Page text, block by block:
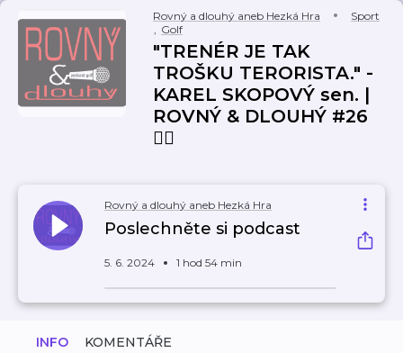
Rovný a dlouhý aneb Hezká Hra
Sport
, Golf
"TRENÉR JE TAK
TROŠKU TERORISTA." -
KAREL SKOPOVÝ sen. |
ROVNÝ & DLOUHÝ #26
🏌️‍♀️
Rovný a dlouhý aneb Hezká Hra
Poslechněte si podcast
5. 6. 2024 1 hod 54 min
INFO KOMENTÁŘE